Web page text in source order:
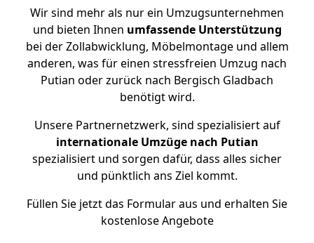
Wir sind mehr als nur ein Umzugsunternehmen
und bieten Ihnen umfassende Unterstützung
bei der Zollabwicklung, Möbelmontage und allem
anderen, was für einen stressfreien Umzug nach
Putian oder zurück nach Bergisch Gladbach
benötigt wird.
Unsere Partnernetzwerk, sind spezialisiert auf
internationale Umzüge nach Putian
spezialisiert und sorgen dafür, dass alles sicher
und pünktlich ans Ziel kommt.
Füllen Sie jetzt das Formular aus und erhalten Sie
kostenlose Angebote